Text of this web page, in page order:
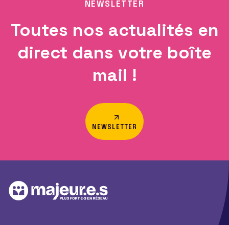
NEWSLETTER
Toutes nos actualités en
direct dans votre boîte
mail !
NEWSLETTER